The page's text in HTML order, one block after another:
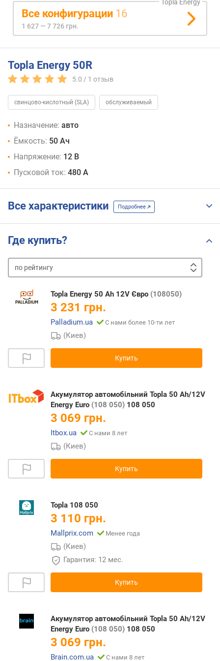
Topla Energy
Все конфигурации 16
1 627 — 7 726 грн.
Topla Energy 50R
5.0 / 1 отзыв
свинцово-кислотный (SLA) обслуживаемый
Назначение: авто
Ёмкость: 50 Ач
Напряжение: 12 В
Пусковой ток: 480 А
Все характеристики Подробнее
Где купить?
по
рейтингу от
дорогимот
Topla Energy 50 Ah 12V Євро (108050)
3 231 грн.
Palladium.ua С нами более 10-ти лет
(Киев)
Купить
Акумулятор автомобільний Topla 50 Ah/12V
Energy Euro (108 050) 108 050
3 069 грн.
Itbox.ua С нами 8 лет
(Киев)
Купить
Topla 108 050
3 110 грн.
Mallprix.com Менее года
(Киев)
Гарантия: 12 мес.
Купить
Акумулятор автомобільний Topla 50 Ah/12V
Energy Euro (108 050) 108 050
3 069 грн.
Brain.com.ua С нами 8 лет